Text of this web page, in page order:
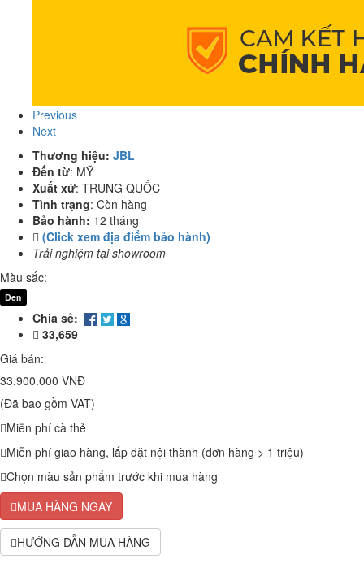
Previous
Next
Thương hiệu: JBL
Đến từ: MỸ
Xuất xứ: TRUNG QUỐC
Tình trạng: Còn hàng
Bảo hành: 12 tháng
(Click xem địa điểm bảo hành)
Trải nghiệm tại showroom
Màu sắc:
Đen
Chia sẻ:
33,659
Giá bán:
33.900.000 VNĐ
(Đã bao gồm VAT)
Miễn phí cà thẻ
Miễn phí giao hàng, lắp đặt nội thành (đơn hàng > 1 triệu)
Chọn màu sản phẩm trước khi mua hàng
MUA HÀNG NGAY
HƯỚNG DẪN MUA HÀNG